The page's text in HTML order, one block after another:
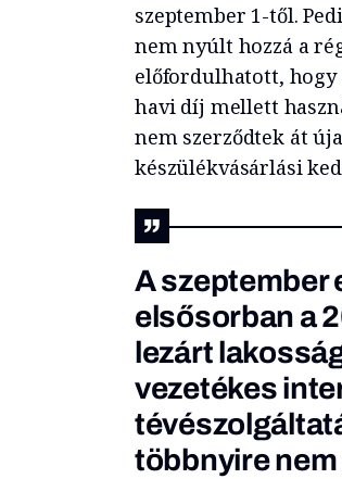
szeptember 1-től.
nem nyúlt hozzá a
előfordulhatott, hogy
havi díj mellett
nem szerződtek át
készülékvásárlási
A szeptember
elsősorban a
lezárt
vezetékes
többnyire nem